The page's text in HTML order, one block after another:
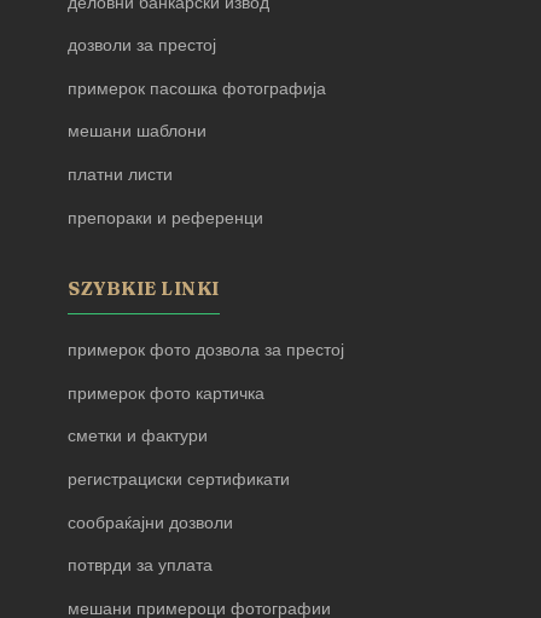
дозволи за престој
примерок пасошка фотографија
мешани шаблони
платни листи
препораки и референци
SZYBKIE LINKI
примерок фото дозвола за престој
примерок фото картичка
сметки и фактури
регистрациски сертификати
сообраќајни дозволи
потврди за уплата
мешани примероци фотографии